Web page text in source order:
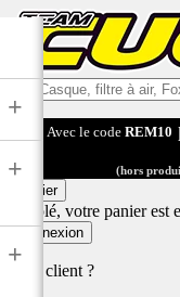
Avec le code REM10
(hors
Panier
Désolé, votre panier est
Connexion
Déjà client ?
+
+
+